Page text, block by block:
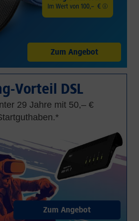
Zum Angebot
Vorteil DSL
29 Jahre mit 50,– €
Zum Angebot